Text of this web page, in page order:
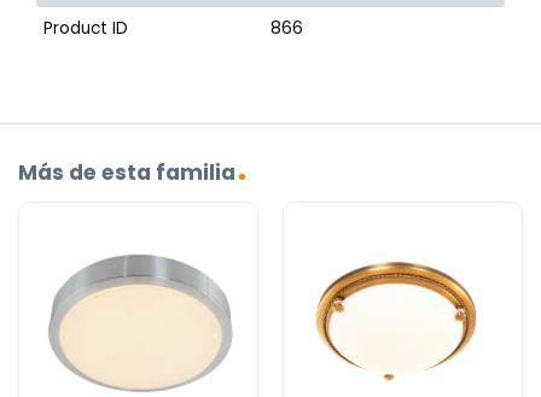
Product ID
866
Más de esta familia